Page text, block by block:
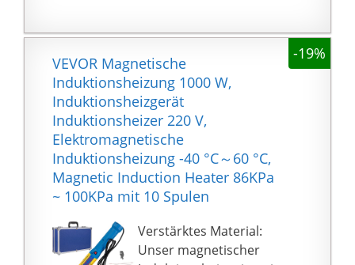
wird Ihnen Ihre
eingestellte
Temperatur angezeigt,
auf der rechten Seite
die
Umgebungstemperatur
.
𝐔𝐍𝐊𝐎𝐌𝐏𝐋𝐈𝐙𝐈𝐄𝐑𝐓
𝐇𝐄𝐈𝐙𝐄𝐍: Betrieben
wird unsere
Industrieheizung mit
Diesel-Kerosin. Stecken
-19%
VEVOR Magnetische
Induktionsheizung 1000 W,
Induktionsheizgerät
Induktionsheizer 220 V,
Elektromagnetische
Induktionsheizung -40 °C～60 °C,
Magnetic Induction Heater 86KPa
~ 100KPa mit 10 Spulen
Verstärktes Material:
Unser magnetischer